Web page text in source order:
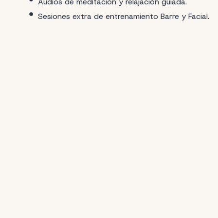
Sesiones extra de entrenamiento Barre y Facial.